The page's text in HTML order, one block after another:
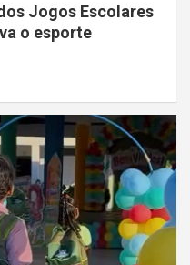
Jogos Escolares
o esporte